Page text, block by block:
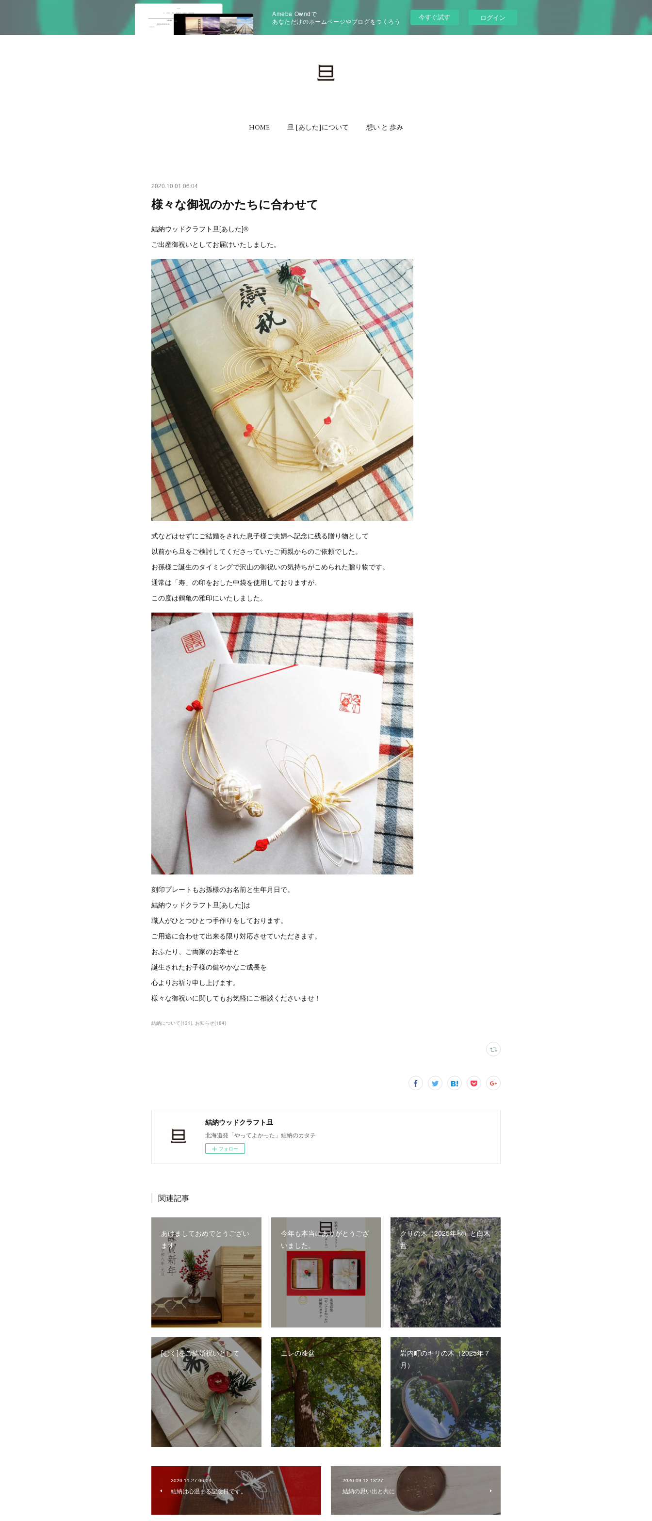
Ameba Owndで
あなただけのホームページやブログをつくろう
今すぐ試す ログイン
HOME 旦 [あした]について 想い と 歩み
2020.10.01 06:04
様々な御祝のかたちに合わせて
結納ウッドクラフト旦[あした]®️
ご出産御祝いとしてお届けいたしました。
式などはせずにご結婚をされた息子様ご夫婦へ記念に残る贈り物として
以前から旦をご検討してくださっていたご両親からのご依頼でした。
お孫様ご誕生のタイミングで沢山の御祝いの気持ちがこめられた贈り物です。
通常は「寿」の印をおした中袋を使用しておりますが、
この度は鶴亀の雅印にいたしました。
刻印プレートもお孫様のお名前と生年月日で。
結納ウッドクラフト旦[あした]は
職人がひとつひとつ手作りをしております。
ご用途に合わせて出来る限り対応させていただきます。
おふたり、ご両家のお幸せと
誕生されたお子様の健やかなご成長を
心よりお祈り申し上げます。
様々な御祝いに関してもお気軽にご相談くださいませ！
結納について(131) お知らせ(184)
結納ウッドクラフト旦
北海道発「やってよかった」結納のカタチ
フォロー
関連記事
あけましておめでとうござい
ます
今年も本当にありがとうござ
いました。
クリの木（2025年秋）と白木
盆
[むく]をご結婚祝いとして ニレの漆盆
岩内町のキリの木（2025年７
月）
2020.11.27 06:04
結納は心温まる記念日です。
2020.09.12 13:27
結納の思い出と共に